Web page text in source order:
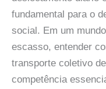
fundamental para o
social. Em um
escasso, entender
transporte coletivo
competência